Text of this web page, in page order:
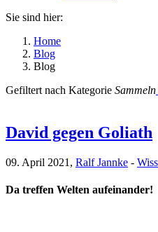
Sie sind hier:
Home
Blog
Blog
Gefiltert nach Kategorie Sammeln
David gegen Goliath
09. April 2021, Ralf Jannke -
Da treffen Welten aufeinander!